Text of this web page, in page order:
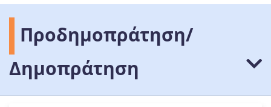
Προδημοπράτηση/
Δημοπράτηση